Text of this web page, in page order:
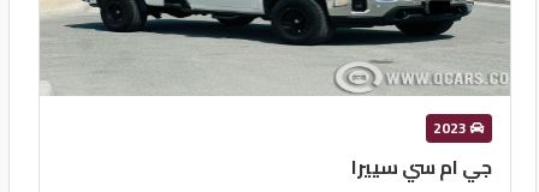
GPS
مثبت سرعة
قفل مركزى للابواب 2023
جي ام سي سييرا